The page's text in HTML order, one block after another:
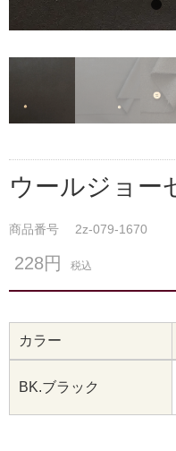
ウールジョ
商品番号 2z-079-1670
228円 税込
カラー
BK.ブラック